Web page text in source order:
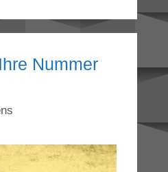
Nummer